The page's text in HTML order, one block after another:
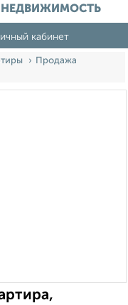
НЕДВИЖИМОСТЬ
кабинет
Продажа